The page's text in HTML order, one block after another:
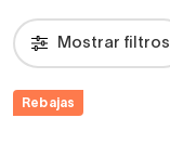
Mostrar filtros
Rebajas